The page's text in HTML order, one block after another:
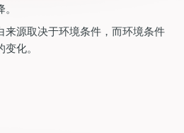
来源取决于环境条件，而环境条件
化。